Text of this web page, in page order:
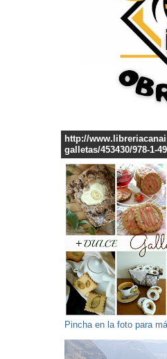
http://
galletas/453430/978-1-
Pincha en la foto para